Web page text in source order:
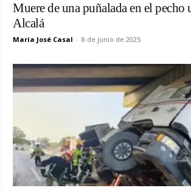
Muere de una puñalada en el pecho
Alcalá
María José Casal - 8 de junio de 2025